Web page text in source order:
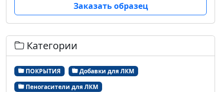
Заказать образец
Категории
ПОКРЫТИЯ
Добавки для ЛКМ
Пеногасители для ЛКМ